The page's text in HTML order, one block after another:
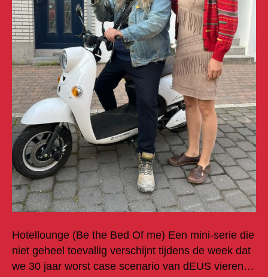
Hotellounge (Be the Bed Of me) Een mini-serie die
niet geheel toevallig verschijnt tijdens de week dat
we 30 jaar worst case scenario van dEUS vieren…